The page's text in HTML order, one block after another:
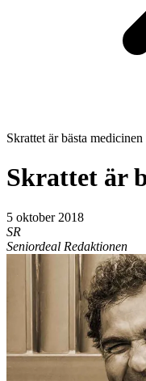
Skrattet är bästa medicinen
Skrattet är
5 oktober 2018
SR
Seniordeal Redaktionen